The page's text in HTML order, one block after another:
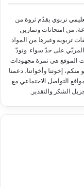
ن
تربوي يقدّم ثروة من
من امتحانات وتمارين
تربوية وغيرها من المواد
على حدّ سواء. ونودّ
الموقع هي ثمرة مجهودات
إخوتنا وأخواتنا، دعمنا
التواصل الاجتماعي مع
الشكر والتقدير.